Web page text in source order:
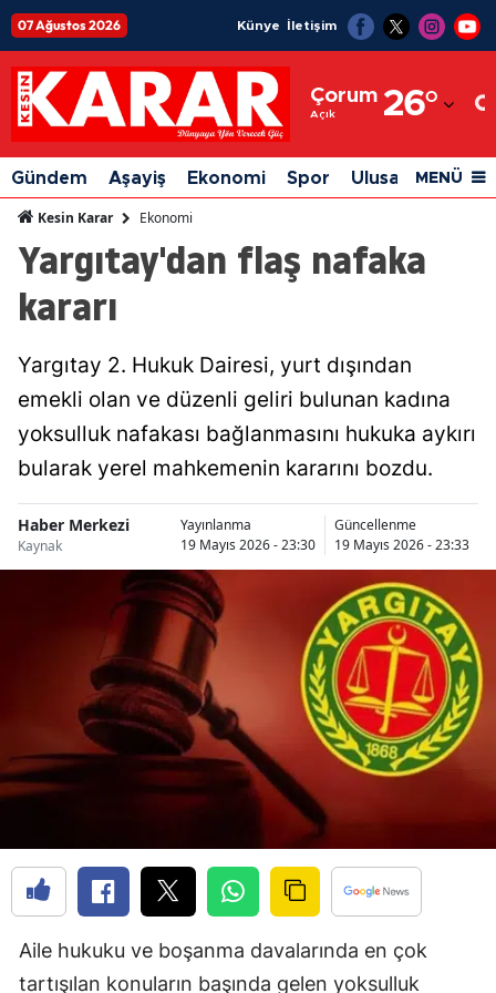
07 Ağustos 2026 Künye İletişim
Çorum
Açık 26°
Adıyaman
Afyonkarahisar
Ağrı
Amasya
Artvin
Aydın
Balıkesir
Bilecik
Bingöl
Bitlis
Bolu
Burdur
Bursa
Çorum
Diyarbakır
Gündem Aşayiş Ekonomi Spor Ulusal Siyaset
MENÜ
Kesin Karar Ekonomi
Yargıtay'dan flaş nafaka
kararı
Yargıtay 2. Hukuk Dairesi, yurt dışından
emekli olan ve düzenli geliri bulunan kadına
yoksulluk nafakası bağlanmasını hukuka aykırı
bularak yerel mahkemenin kararını bozdu.
Haber Merkezi
Kaynak
Yayınlanma
19 Mayıs 2026 - 23:30
Güncellenme
19 Mayıs 2026 - 23:33
Aile hukuku ve boşanma davalarında en çok
tartışılan konuların başında gelen yoksulluk